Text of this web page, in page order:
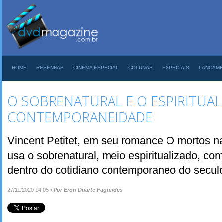
HOME RESENHAS CINEMA ESPECIAL COLUNAS ESPECIAIS
O SOBRENATURAL E O
CONTEMPORANEIDADE
Vincent Petitet, em seu romance O mortos
usa o sobrenatural, meio espiritualizado,
dentro do cotidiano contemporaneo do
27/11/2020 14:05 • Por Eron Duarte Fagundes